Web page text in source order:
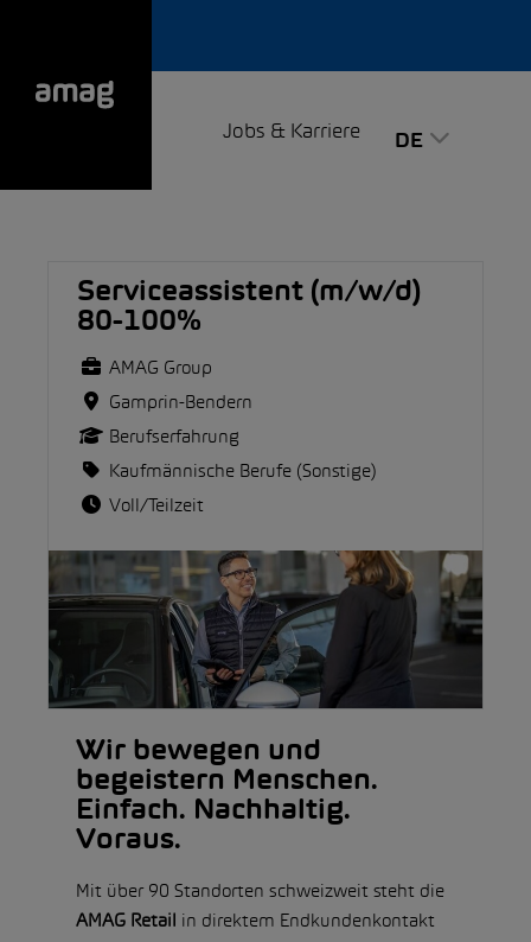
DE
Jobs & Karriere
Serviceassistent (m/w/d)
80-100%
AMAG Group
Gamprin-Bendern
Berufserfahrung
Kaufmännische Berufe (Sonstige)
Voll/Teilzeit
Wir bewegen und
begeistern Menschen.
Einfach. Nachhaltig.
Voraus.
Mit über 90 Standorten schweizweit steht die
AMAG Retail in direktem Endkundenkontakt